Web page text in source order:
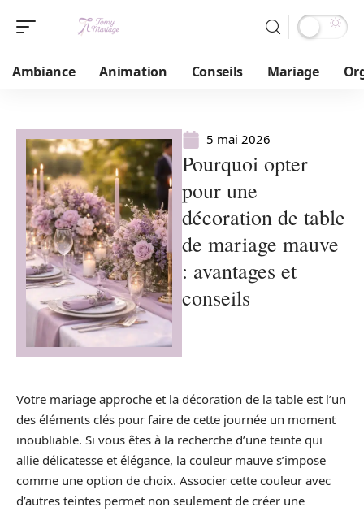
Ambiance Animation Conseils Mariage
5 mai 2026
Pourquoi opter
pour une
décoration de table
de mariage mauve
: avantages et
conseils
Votre mariage approche et la décoration de la table est l’un
des éléments clés pour faire de cette journée un moment
inoubliable. Si vous êtes à la recherche d’une teinte qui
allie délicatesse et élégance, la couleur mauve s’impose
comme une option de choix. Associer cette couleur avec
d’autres teintes permet non seulement de créer une